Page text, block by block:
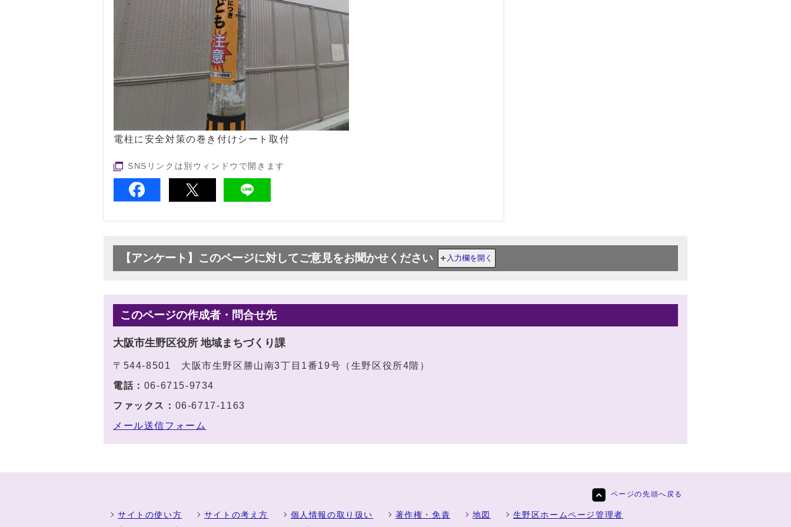
電柱に安全対策の巻き付けシート取付
SNSリンクは別ウィンドウで開きます
【アンケート】このページに対してご意見をお聞かせください 入力欄を開く
このページの作成者・問合せ先
大阪市生野区役所 地域まちづくり課
〒544-8501 大阪市生野区勝山南3丁目1番19号（生野区役所4階）
電話： 06-6715-9734
ファックス： 06-6717-1163
メール送信フォーム
ページの先頭へ戻る
サイトの使い方 サイトの考え方 個人情報の取り扱い 著作権・免責 地図
生野区ホームページ管理者